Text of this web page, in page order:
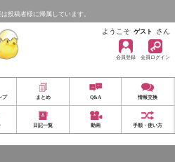
投稿者様に帰属しています。
ようこそ ゲスト さん
会員登録 会員ログイン
プ まとめ Q&A 情報交換
日記一覧 動画 手順・使い方